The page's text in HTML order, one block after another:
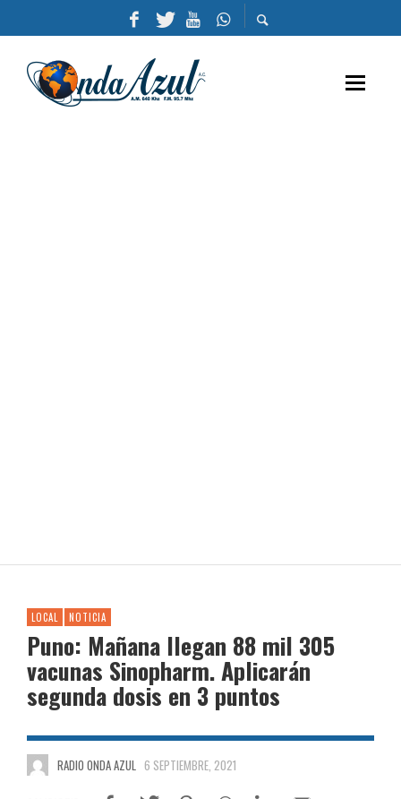
LOCAL NOTICIA
Puno: Mañana llegan 88 mil 305
vacunas Sinopharm. Aplicarán
segunda dosis en 3 puntos
RADIO ONDA AZUL 6 SEPTIEMBRE, 2021